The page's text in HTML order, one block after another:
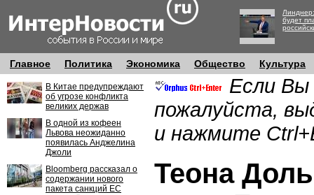
будет
Главное Политика Экономика Общество Культура
В Китае предупреждают
об угрозе конфликта
великих держав
В одной из кофеен
Львова неожиданно
появилась Анджелина
Джоли
Bloomberg рассказал о
содержании нового
пакета санкций ЕС
Если Вы
пожалуйста,
и нажмите
Теона